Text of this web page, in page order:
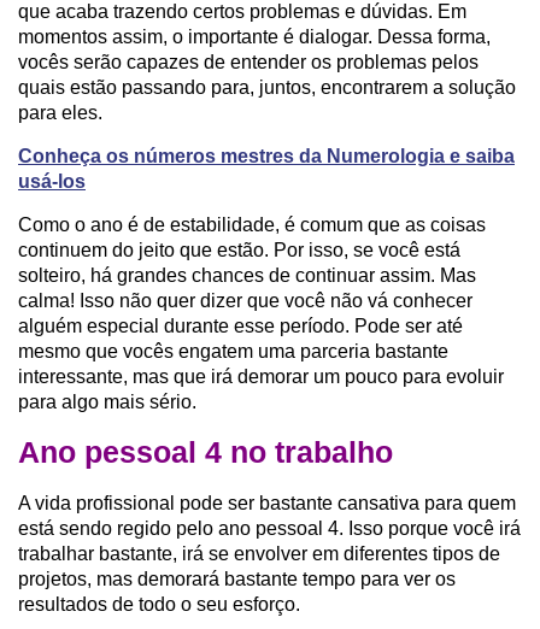
que acaba trazendo certos problemas e dúvidas. Em
momentos assim, o importante é dialogar. Dessa forma,
vocês serão capazes de entender os problemas pelos
quais estão passando para, juntos, encontrarem a solução
para eles.
Conheça os números mestres da Numerologia e saiba
usá-los
Como o ano é de estabilidade, é comum que as coisas
continuem do jeito que estão. Por isso, se você está
solteiro, há grandes chances de continuar assim. Mas
calma! Isso não quer dizer que você não vá conhecer
alguém especial durante esse período. Pode ser até
mesmo que vocês engatem uma parceria bastante
interessante, mas que irá demorar um pouco para evoluir
para algo mais sério.
Ano pessoal 4 no trabalho
A vida profissional pode ser bastante cansativa para quem
está sendo regido pelo ano pessoal 4. Isso porque você irá
trabalhar bastante, irá se envolver em diferentes tipos de
projetos, mas demorará bastante tempo para ver os
resultados de todo o seu esforço.